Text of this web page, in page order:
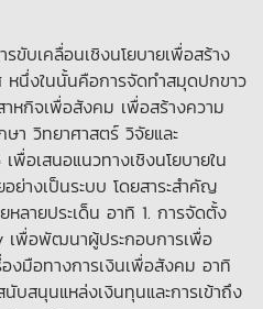
บเคลื่อนเชิงนโยบายเพื่อสร้าง
หนึ่งในนั้นคือการจัดทำสมุดปกขาว
หกิจเพื่อสังคม เพื่อสร้างความ
า วิทยาศาสตร์ วิจัยและ
พื่อเสนอแนวทางเชิงนโยบายใน
ย่างเป็นระบบ โดยสาระสำคัญ
หลายประเด็น อาทิ 1. การจัดตั้ง
เพื่อพัฒนาผู้ประกอบการเพื่อ
มือทางการเงินเพื่อสังคม อาทิ
บสนุนแหล่งเงินทุนและการเข้าถึง